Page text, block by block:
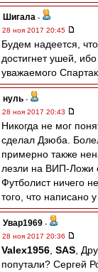
Шигала -
28 ноя 2017 20:45
Будем надеется,
достигнет ушей,
уважаемого
нуль -
28 ноя 2017 20:43
Никогда не мог
сделал Дзюба.
примерно также
лезли на ВИП-Ложи
Футболист ничего
того, что написано у
Увар1969 -
28 ноя 2017 20:36
Valex1956 SAS ,
попутали? Сергей